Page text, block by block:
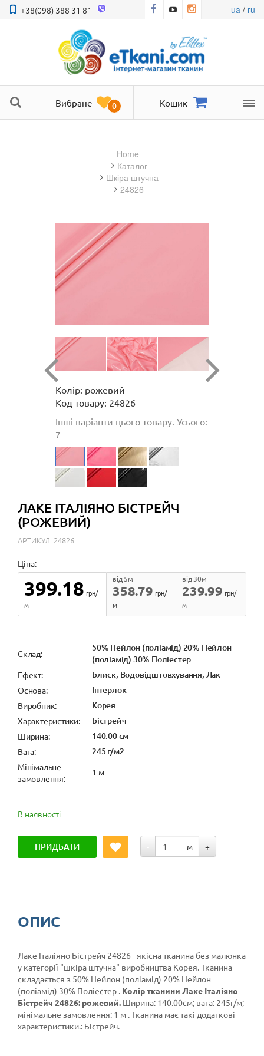
+38(098) 388 31 81 ua/ ru
Вибране 0 Кошик
Home
Каталог
шкіра штучна
24826
Колір: рожевий
Код товару: 24826
Інші варіанти цього товару. Усього:
7
ЛАКЕ ІТАЛІЯНО БІСТРЕЙЧ
(РОЖЕВИЙ)
АРТИКУЛ: 24826
Ціна:
399.18 грн/
м
358.79
від 5м
грн/
м
239.99
від 30м
грн/
м
Cклад:
50% Нейлон (поліамід) 20% Нейлон
(поліамід) 30% Поліестер
Ефект: Блиск, Водовідштовхування, Лак
Основа: Інтерлок
Виробник: Корея
Характеристики: Бістрейч
Ширина: 140.00 см
Вага: 245 г/м2
Мінімальне
замовлення:
1 м
В наявності
ПРИДБАТИ - м +
ОПИС
Лаке Італіяно Бістрейч 24826 - якісна тканина без малюнка
у категорії "шкіра штучна" виробництва Корея. Тканина
складається з 50% Нейлон (поліамід) 20% Нейлон
(поліамід) 30% Поліестер . Колір тканини Лаке Італіяно
Бістрейч 24826: рожевий. Ширина: 140.00см; вага: 245г/м;
мінімальне замовлення: 1 м . Тканина має такі додаткові
характеристики.: Бістрейч.